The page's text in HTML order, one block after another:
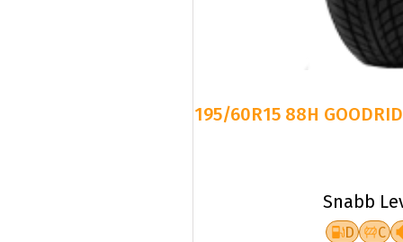
195/60R15 88H
Snabb
D C